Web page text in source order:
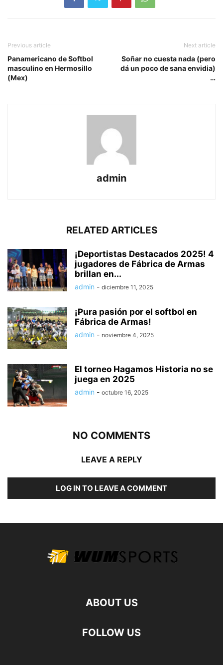
Previous article
Panamericano de Softbol
masculino en Hermosillo
(Mex)
Next article
Soñar no cuesta nada (pero
dá un poco de sana envidia)
…
admin
RELATED ARTICLES
¡Deportistas Destacados 2025! 4
jugadores de Fábrica de Armas
brillan en...
admin - diciembre 11, 2025
¡Pura pasión por el softbol en
Fábrica de Armas!
admin - noviembre 4, 2025
El torneo Hagamos Historia no se
juega en 2025
admin - octubre 16, 2025
NO COMMENTS
LEAVE A REPLY
LOG IN TO LEAVE A COMMENT
ABOUT US
FOLLOW US